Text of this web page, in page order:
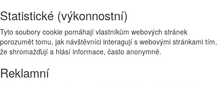
Statistické (výkonnostní)
Tyto soubory cookie pomáhají vlastníkům webových stránek
porozumět tomu, jak návštěvníci interagují s webovými stránkami tím,
že shromažďují a hlásí informace, často anonymně.
Reklamní